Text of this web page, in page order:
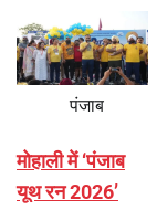
पंजाब
मोहाली में ‘पंजाब
यूथ रन 2026’